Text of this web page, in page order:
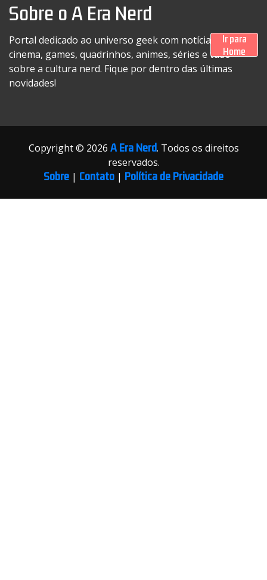
Sobre o A Era Nerd
Portal dedicado ao universo geek com notícias sobre
cinema, games, quadrinhos, animes, séries e tudo
sobre a cultura nerd. Fique por dentro das últimas
novidades!
Ir para
Home
Copyright © 2026 A Era Nerd. Todos os direitos
reservados.
Sobre | Contato | Política de Privacidade